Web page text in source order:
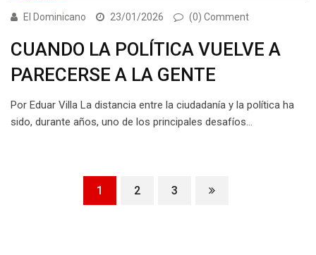
El Dominicano 23/01/2026 (0) Comment
CUANDO LA POLÍTICA VUELVE A
PARECERSE A LA GENTE
Por Eduar Villa La distancia entre la ciudadanía y la política ha
sido, durante años, uno de los principales desafíos…
1 2 3